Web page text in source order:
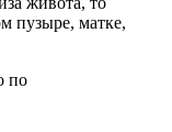
пузыре, матке,
по